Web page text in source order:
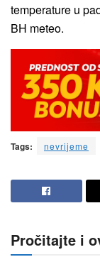
temperature u
BH meteo.
Tags: nevrijeme
Pročitajte i